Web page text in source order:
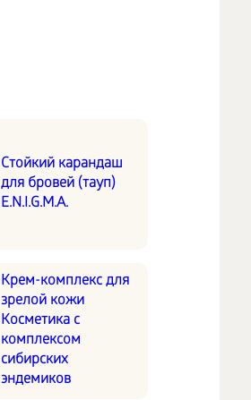
Стойкий карандаш
для бровей (тауп)
E.N.I.G.M.A.
Крем-комплекс для
зрелой кожи
Косметика с
комплексом
сибирских
эндемиков